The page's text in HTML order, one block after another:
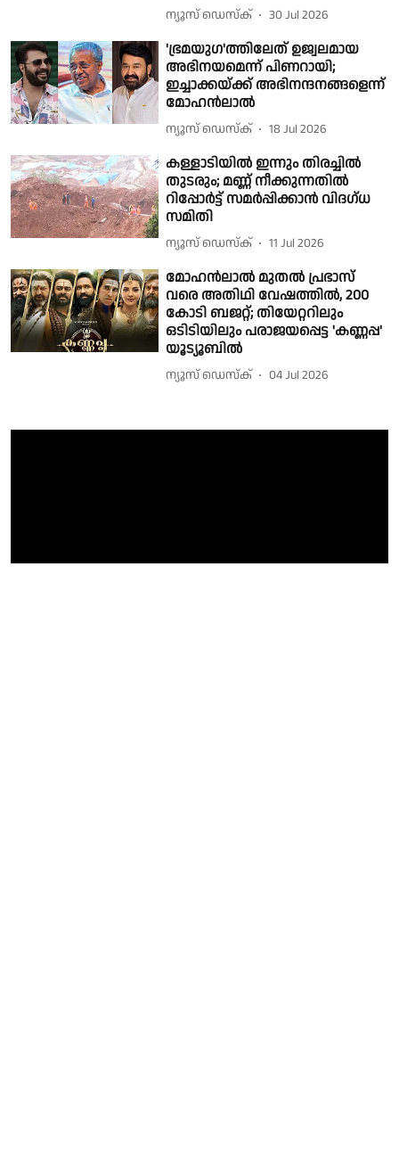
ന്യൂസ് ഡെസ്ക് 30 Jul 2026
'ഭ്രമയുഗ'ത്തിലേത് ഉജ്വലമായ
അഭിനയമെന്ന് പിണറായി;
ഇച്ചാക്കയ്ക്ക് അഭിനന്ദനങ്ങളെന്ന്
മോഹന്‍ലാല്‍
ന്യൂസ് ഡെസ്ക് 18 Jul 2026
കള്ളാടിയിൽ ഇന്നും തിരച്ചിൽ
തുടരും; മണ്ണ് നീക്കുന്നതിൽ
റിപ്പോർട്ട് സമർപ്പിക്കാൻ വിദഗ്ധ
സമിതി
ന്യൂസ് ഡെസ്ക് 11 Jul 2026
മോഹൻലാൽ മുതൽ പ്രഭാസ്
വരെ അതിഥി വേഷത്തിൽ, 200
കോടി ബജറ്റ്; തിയേറ്ററിലും
ഒടിടിയിലും പരാജയപ്പെട്ട 'കണ്ണപ്പ'
യൂട്യൂബിൽ
ന്യൂസ് ഡെസ്ക് 04 Jul 2026